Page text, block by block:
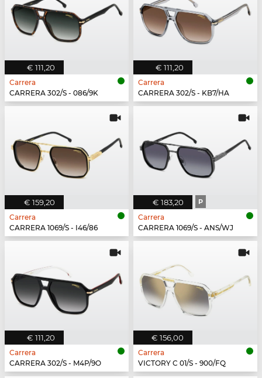
€ 111,20
Carrera
CARRERA 302/S - 086/9K
€ 111,20
Carrera
CARRERA 302/S - KB7/HA
€ 159,20
Carrera
CARRERA 1069/S - I46/86
€ 183,20 P
Carrera
CARRERA 1069/S - ANS/WJ
€ 111,20
Carrera
CARRERA 302/S - M4P/9O
€ 156,00
Carrera
VICTORY C 01/S - 900/FQ